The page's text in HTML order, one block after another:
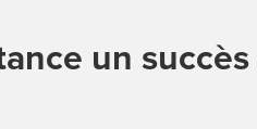
un succès